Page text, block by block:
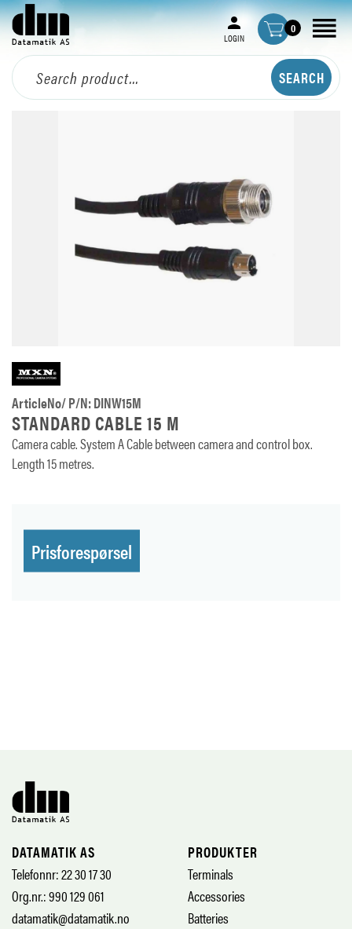
LOGIN
0
ArticleNo/ P/N: DINW15M
STANDARD CABLE 15 M
Camera cable. System A Cable between camera and control box.
Length 15 metres.
Prisforespørsel
DATAMATIK AS
Telefonnr: 22 30 17 30
Org.nr.: 990 129 061
datamatik@datamatik.no
PRODUKTER
Terminals
Accessories
Batteries